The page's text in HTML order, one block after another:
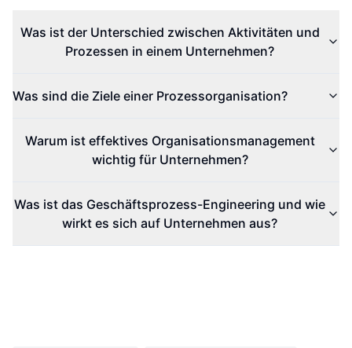
Was ist der Unterschied zwischen Aktivitäten und
Prozessen in einem Unternehmen?
Was sind die Ziele einer Prozessorganisation?
Warum ist effektives Organisationsmanagement
wichtig für Unternehmen?
Was ist das Geschäftsprozess-Engineering und wie
wirkt es sich auf Unternehmen aus?